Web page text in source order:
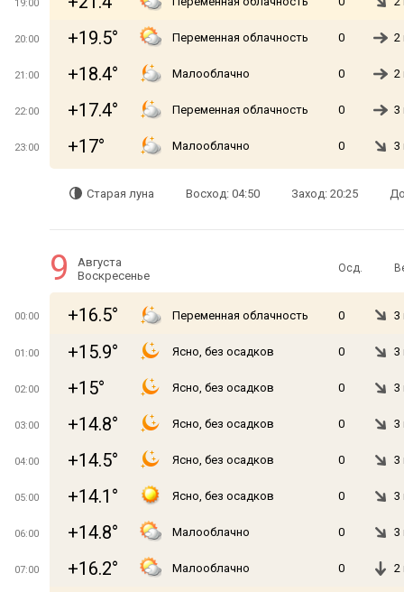
19:00
20:00 +19.5° Переменная облачность 0 2
21:00 +18.4° Малооблачно 0 2
22:00 +17.4° Переменная облачность 0 3
23:00 +17° Малооблачно 0 3
Старая луна Восход: 04:50 Заход: 20:25
9
Августа
Воскресенье
Осд.
00:00 +16.5° Переменная облачность 0 3
01:00 +15.9° Ясно, без осадков 0 3
02:00 +15° Ясно, без осадков 0 3
03:00 +14.8° Ясно, без осадков 0 3
04:00 +14.5° Ясно, без осадков 0 3
05:00 +14.1° Ясно, без осадков 0 3
06:00 +14.8° Малооблачно 0 3
07:00 +16.2° Малооблачно 0 2